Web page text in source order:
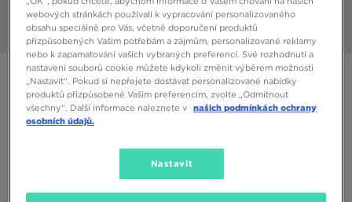
ONLY AT JD
ADIDAS SAMBA OG W
(Nejnižší cena za posledních 30 dní)
(Původní cena)
webových stránkách používali k vypracování personalizovaného
obsahu speciálně pro Vás, včetně doporučení produktů
přizpůsobených Vašim potřebám a zájmům, personalizované reklamy
nebo k zapamatování vašich vybraných preferencí. Své rozhodnutí a
nastavení souborů cookie můžete kdykoli změnit výběrem možnosti
„Nastavit“. Pokud si nepřejete dostávat personalizované nabídky
produktů přizpůsobené Vašim preferencím, zvolte „Odmítnout
všechny“. Další informace naleznete v našich podmínkách ochrany
osobních údajů.
Nastavit